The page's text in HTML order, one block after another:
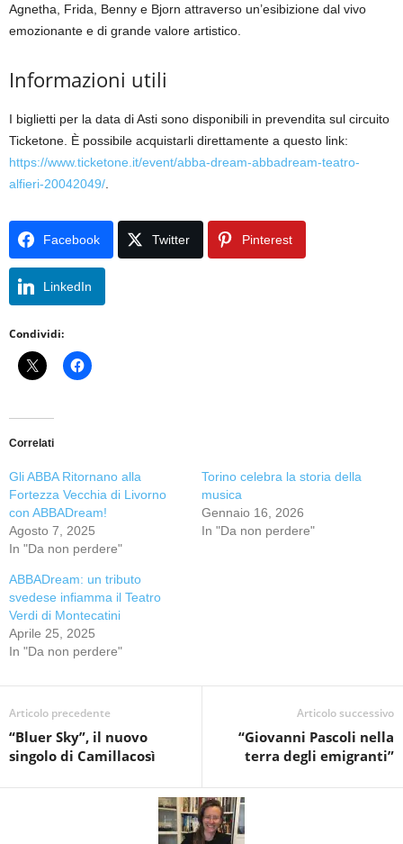
Agnetha, Frida, Benny e Bjorn attraverso un’esibizione dal vivo
emozionante e di grande valore artistico.
Informazioni utili
I biglietti per la data di Asti sono disponibili in prevendita sul circuito
Ticketone. È possibile acquistarli direttamente a questo link:
https://www.ticketone.it/event/abba-dream-abbadream-teatro-
alfieri-20042049/
Facebook Twitter Pinterest
LinkedIn
Condividi:
Correlati
Gli ABBA Ritornano alla
Fortezza Vecchia di Livorno
con ABBADream!
Agosto 7, 2025
In "Da non perdere"
Torino celebra la storia della
musica
Gennaio 16, 2026
In "Da non perdere"
ABBADream: un tributo
svedese infiamma il Teatro
Verdi di Montecatini
Aprile 25, 2025
In "Da non perdere"
Articolo precedente
“Bluer Sky”, il nuovo
singolo di Camillacosì
Articolo successivo
“Giovanni Pascoli nella
terra degli emigranti”